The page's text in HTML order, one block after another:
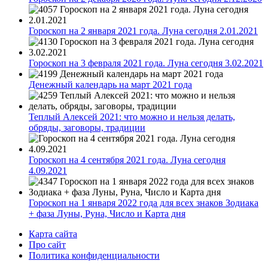
Гороскоп на 2 января 2021 года. Луна сегодня 2.01.2021
Гороскоп на 3 февраля 2021 года. Луна сегодня 3.02.2021
Денежный календарь на март 2021 года
Теплый Алексей 2021: что можно и нельзя делать,
обряды, заговоры, традиции
Гороскоп на 4 сентября 2021 года. Луна сегодня
4.09.2021
Гороскоп на 1 января 2022 года для всех знаков Зодиака
+ фаза Луны, Руна, Число и Карта дня
Карта сайта
Про сайт
Политика конфиденциальности